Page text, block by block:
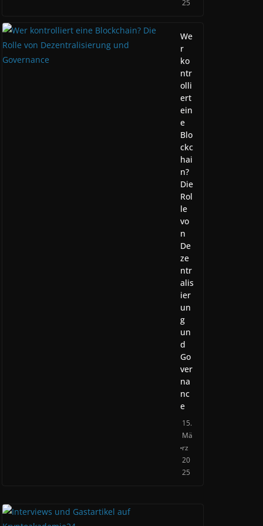
25
We
r
ko
ntr
olli
ert
ein
e
Blo
ckc
hai
n?
Die
Rol
le
vo
n
De
ze
ntr
alis
ier
un
g
un
d
Go
ver
na
nc
e
15.
Mä
rz
20
25